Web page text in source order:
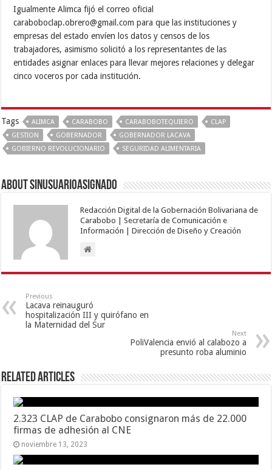
Igualmente Alimca fijó el correo oficial
caraboboclap.obrero@gmail.com para que las instituciones y
empresas del estado envíen los datos y censos de los
trabajadores, asimismo solicitó a los representantes de las
entidades asignar enlaces para llevar mejores relaciones y delegar
cinco voceros por cada institución.
Tags ALIMCA CARABOBO CARABOBOTEQUIERO
CLAP
GESTION
GOBERNADOR
GOBERNADOR LACAVA
GOBIERNO REVOLUCIONARIO
SEGURIDAD ALIMENTARIA
About sinusuarioasignado
Redacción Digital de la Gobernación Bolivariana de
Carabobo | Secretaría de Comunicación e
Información | Dirección de Diseño y Creación
Previous
Lacava reinauguró
hospitalización III y quirófano en
la Maternidad del Sur
Next
PoliValencia envió al calabozo a
presunto roba aluminio
Related Articles
2.323 CLAP de Carabobo consignaron más de 22.000
firmas de adhesión al CNE
noviembre 13, 2023